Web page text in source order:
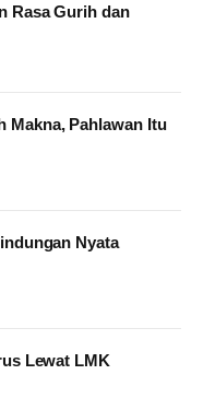
Rasa Gurih dan
Makna, Pahlawan Itu
Nyata
Lewat LMK